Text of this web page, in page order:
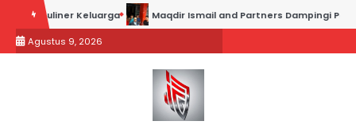
content
Kuliner Keluarga Maqdir Ismail and Partners Dampingi Para
Agustus 9, 2026